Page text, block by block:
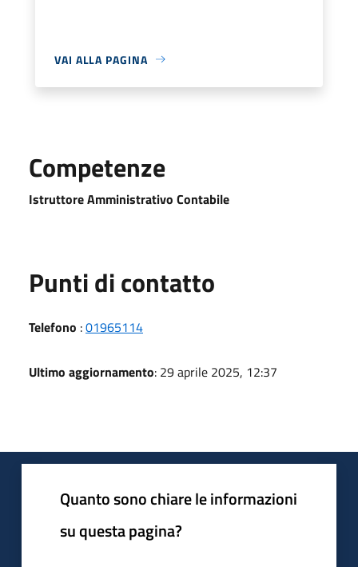
VAI ALLA PAGINA
Competenze
Istruttore Amministrativo Contabile
Punti di contatto
Telefono :01965114
Ultimo aggiornamento: 29 aprile 2025, 12:37
Quanto sono chiare le informazioni
su questa pagina?